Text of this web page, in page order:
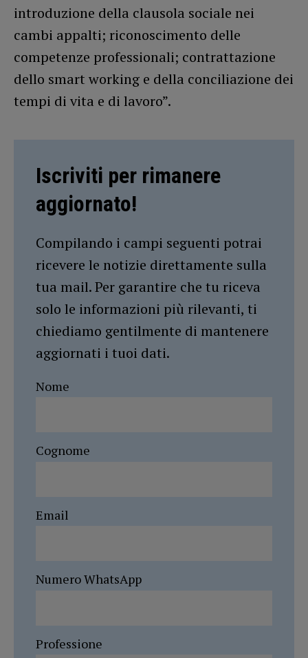
introduzione della clausola sociale nei
cambi appalti; riconoscimento delle
competenze professionali; contrattazione
dello smart working e della conciliazione dei
tempi di vita e di lavoro”.
Iscriviti per rimanere
aggiornato!
Compilando i campi seguenti potrai
ricevere le notizie direttamente sulla
tua mail. Per garantire che tu riceva
solo le informazioni più rilevanti, ti
chiediamo gentilmente di mantenere
aggiornati i tuoi dati.
Nome
Cognome
Email
Numero WhatsApp
Professione